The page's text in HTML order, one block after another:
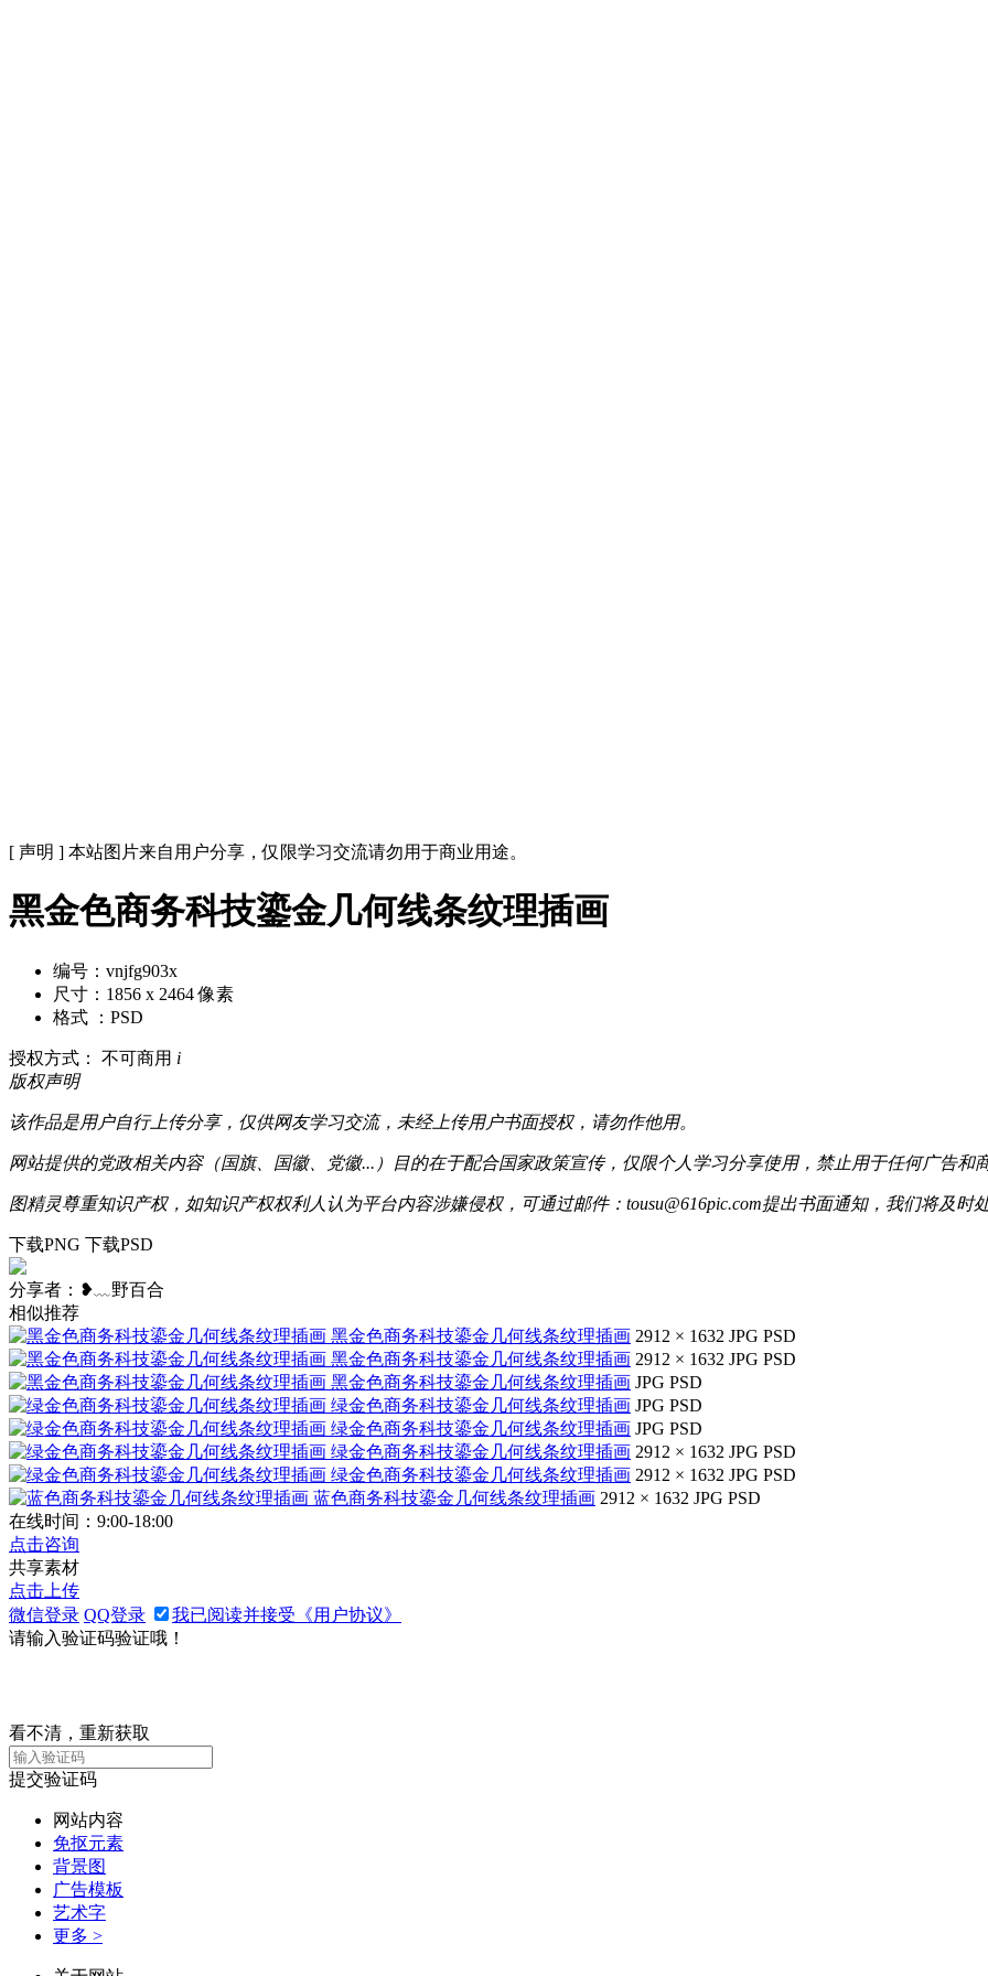
[ 声明 ] 本站图片来自用户分享，仅限学习交流请勿用于商业用途。
黑金色商务科技鎏金几何线条纹理插画
编号：vnjfg903x
尺寸：1856 x 2464 像素
格式 ：PSD
授权方式： 不可商用 i
版权声明
该作品是用户自行上传分享，仅供网友学习交流，未经上传用户书面授权，请勿作他用。
网站提供的党政相关内容（国旗、国徽、党徽...）目的在于配合国家政策宣传，仅限个人学习分享使用，禁止用于任何广告和
图精灵尊重知识产权，如知识产权权利人认为平台内容涉嫌侵权，可通过邮件：tousu@616pic.com提出书面通知，我们将及时处
下载PNG 下载PSD
分享者：❥﹏野百合
相似推荐
黑金色商务科技鎏金几何线条纹理插画 2912 × 1632 JPG PSD
黑金色商务科技鎏金几何线条纹理插画 2912 × 1632 JPG PSD
黑金色商务科技鎏金几何线条纹理插画 JPG PSD
绿金色商务科技鎏金几何线条纹理插画 JPG PSD
绿金色商务科技鎏金几何线条纹理插画 JPG PSD
绿金色商务科技鎏金几何线条纹理插画 2912 × 1632 JPG PSD
绿金色商务科技鎏金几何线条纹理插画 2912 × 1632 JPG PSD
蓝色商务科技鎏金几何线条纹理插画 2912 × 1632 JPG PSD
在线时间：9:00-18:00
点击咨询
共享素材
点击上传
微信登录 QQ登录
我已阅读并接受《用户协议》
请输入验证码验证哦！
看不清，重新获取
提交验证码
网站内容
免抠元素
背景图
广告模板
艺术字
更多 >